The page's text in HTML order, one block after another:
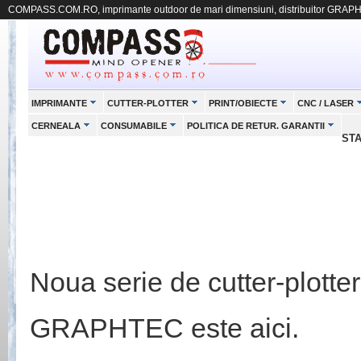
COMPASS.COM.RO, imprimante outdoor de mari dimensiuni, distribuitor
IMPRIMANTE CUTTER-PLOTTER PRINT/OBIECTE CNC / LASER
CERNEALA CONSUMABILE POLITICA DE RETUR. GARANTII
Noua serie de cutter-
GRAPHTEC este aici.